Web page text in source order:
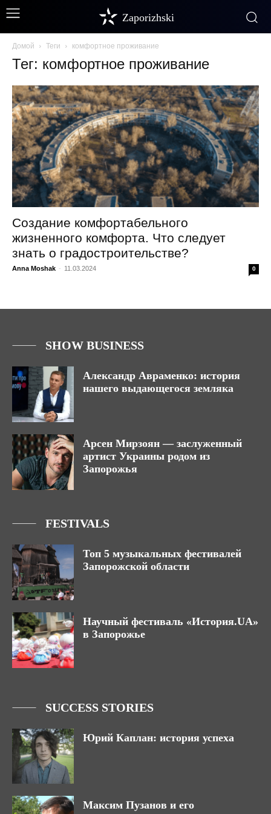
Zaporizhski
Домой Теги комфортное проживание
Тег: комфортное проживание
Создание комфортабельного
жизненного комфорта. Что следует
знать о градостроительстве?
Anna Moshak - 11.03.2024 0
SHOW BUSINESS
Александр Авраменко: история
нашего выдающегося земляка
Арсен Мирзоян — заслуженный
артист Украины родом из
Запорожья
FESTIVALS
Топ 5 музыкальных фестивалей
Запорожской области
Научный фестиваль «История.UA»
в Запорожье
SUCCESS STORIES
Юрий Каплан: история успеха
Максим Пузанов и его